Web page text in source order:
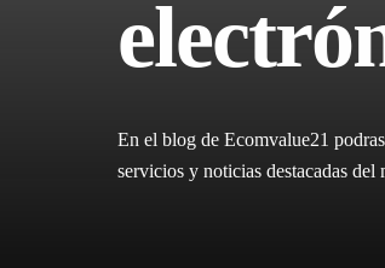
En el blog de Ecomvalue21
servicios y noticias destacadas